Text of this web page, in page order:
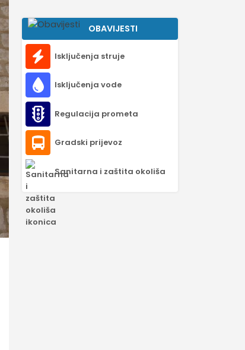
OBAVIJESTI
Isključenja struje
Isključenja vode
Regulacija prometa
Gradski prijevoz
Sanitarna i zaštita okoliša